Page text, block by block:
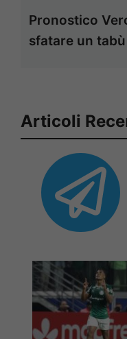
Pronostico
sfatare un
Articoli